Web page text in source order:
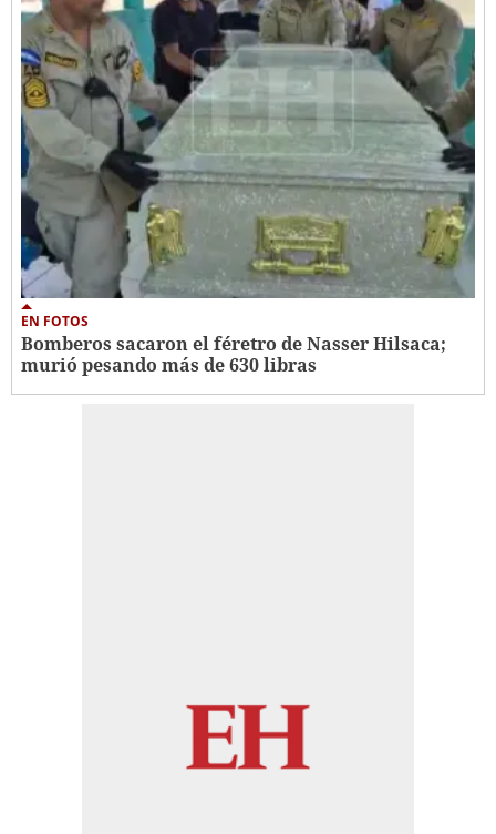
EN FOTOS
Bomberos sacaron el féretro de Nasser Hilsaca;
murió pesando más de 630 libras